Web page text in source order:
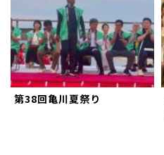
第38回亀川夏祭り